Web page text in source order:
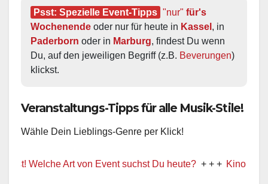
Psst: Spezielle Event-Tipps "nur" für's
Wochenende oder nur für heute in Kassel
Paderborn oder in Marburg, findest Du wenn
Du, auf den jeweiligen Begriff (z.B. Beverungen)
klickst.
Veranstaltungs-Tipps für alle Musik-Stile!
Wähle Dein Lieblings-Genre per Klick!
Welche Art von Event suchst Du heute? + + + Kino / Film